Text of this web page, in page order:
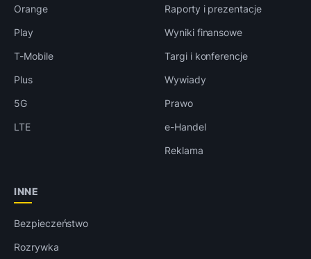
Orange
Play
T-Mobile
Plus
5G
LTE
Raporty i prezentacje
Wyniki finansowe
Targi i konferencje
Wywiady
Prawo
e-Handel
Reklama
INNE
Bezpieczeństwo
Rozrywka